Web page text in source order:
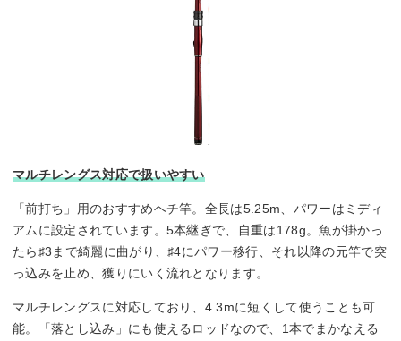
マルチレングス対応で扱いやすい
「前打ち」用のおすすめヘチ竿。全長は5.25m、パワーはミディ
アムに設定されています。5本継ぎで、自重は178g。魚が掛かっ
たら♯3まで綺麗に曲がり、♯4にパワー移行、それ以降の元竿で突
っ込みを止め、獲りにいく流れとなります。
マルチレングスに対応しており、4.3mに短くして使うことも可
能。「落とし込み」にも使えるロッドなので、1本でまかなえる